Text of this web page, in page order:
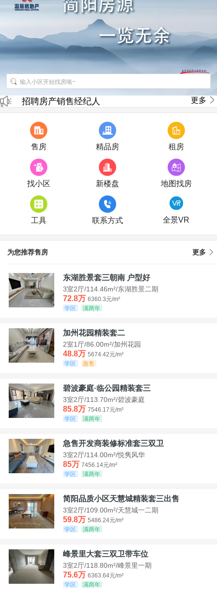
招聘房产销售经纪人
房产直播
更多
售房 精品房 租房
找小区 新楼盘 地图找房
工具 联系方式 全景VR
为您推荐售房 更多
东湖胜景套三朝南 户型好
3室2厅/114.46m²/东湖胜景二期
72.8万 6360.3元/m²
学区
满两年
加州花园精装套二
2室1厅/86.00m²/加州花园
48.8万 5674.42元/m²
学区
急售
碧波豪庭·临公园精装套三
3室2厅/113.70m²/碧波豪庭
85.8万 7546.17元/m²
学区
满两年
急售开发商装修标准套三双卫
3室2厅/114.00m²/悦隽风华
85万 7456.14元/m²
学区
满两年
简阳品质小区天慧城精装套三出售
3室2厅/109.00m²/天慧城一二期
59.8万 5486.24元/m²
学区
满两年
峰景里大套三双卫带车位
3室2厅/118.80m²/峰景里一期
75.6万 6363.64元/m²
学区
满两年